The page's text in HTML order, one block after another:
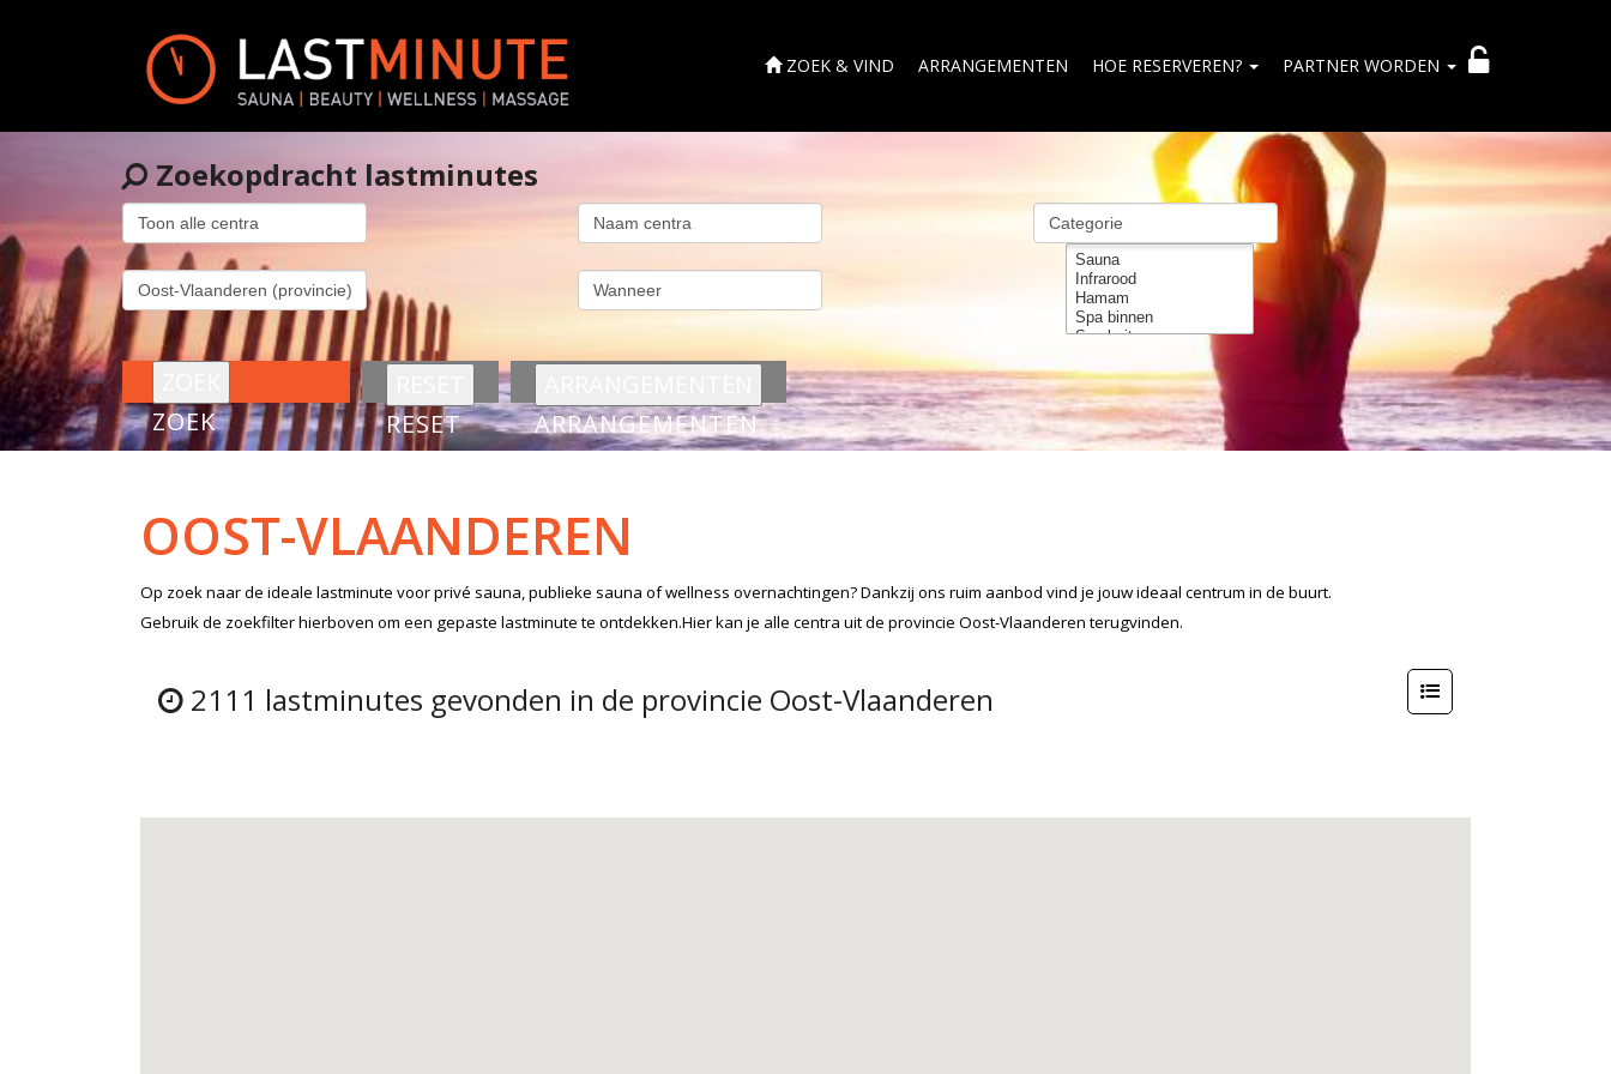
ZOEK & VIND ARRANGEMENTEN HOE RESERVEREN? PARTNER WORDEN
Zoekopdracht lastminutes
ZOEK RESET ARRANGEMENTEN
OOST-VLAANDEREN
Op zoek naar de ideale lastminute voor privé sauna, publieke sauna of wellness overnachtingen? Dankzij ons ruim aanbod vind je jouw ideaal centrum in de buurt.
Gebruik de zoekfilter hierboven om een gepaste lastminute te ontdekken.Hier kan je alle centra uit de provincie Oost-Vlaanderen terugvinden.
2111 lastminutes gevonden in de provincie Oost-Vlaanderen